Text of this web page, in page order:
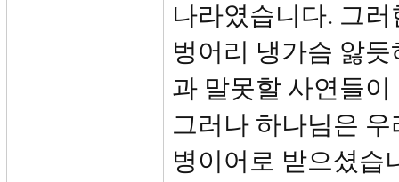
나라였습니다. 그
벙어리 냉가슴 앓
과 말못할 사연들
그러나 하나님은
병이어로 받으셨습